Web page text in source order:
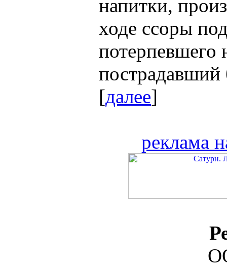
напитки,
ходе ссоры
потерпевшего
пострадавший
[далее]
реклама